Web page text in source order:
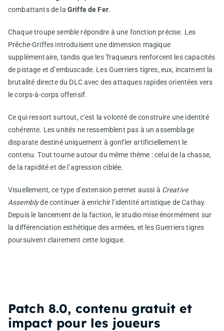
combattants de la Griffe de Fer.
Chaque troupe semble répondre à une fonction précise. Les
Prêche-Griffes introduisent une dimension magique
supplémentaire, tandis que les Traqueurs renforcent les capacités
de pistage et d’embuscade. Les Guerriers tigres, eux, incarnent la
brutalité directe du DLC avec des attaques rapides orientées vers
le corps-à-corps offensif.
Ce qui ressort surtout, c’est la volonté de construire une identité
cohérente. Les unités ne ressemblent pas à un assemblage
disparate destiné uniquement à gonfler artificiellement le
contenu. Tout tourne autour du même thème : celui de la chasse,
de la rapidité et de l’agression ciblée.
Visuellement, ce type d’extension permet aussi à Creative
Assemblyde continuer à enrichir l’identité artistique de Cathay.
Depuis le lancement de la faction, le studio mise énormément sur
la différenciation esthétique des armées, et les Guerriers tigres
poursuivent clairement cette logique.
Patch 8.0, contenu gratuit et
impact pour les joueurs